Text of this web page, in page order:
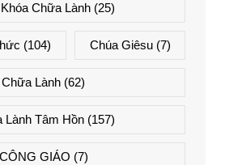
Chữa Lành(25)
(104) Chúa Giêsu(7)
Chữa Lành (62)
Lành Tâm Hồn(157)
CÔNG GIÁO (7)